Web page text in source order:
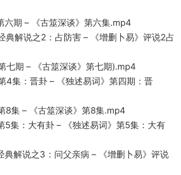
六期 – 《古筮深谈》第六集.mp4
典解说之2：占防害 – 《增删卜易》评说2占
七期 – 《古筮深谈》第七期).mp4
4集：晋卦 – 《独述易词》第四期：晋
8集 – 《古筮深谈》第8集.mp4
5集：大有卦 – 《独述易词》第5集：大有
典解说之3：问父亲病 – 《增删卜易》评说